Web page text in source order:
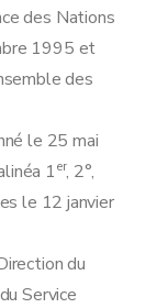
des Nations
1995 et
des
le 25 mai
1er, 2°,
le 12 janvier
du
Service